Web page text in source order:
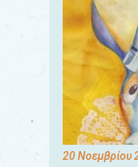
20 Νοεμβρίου